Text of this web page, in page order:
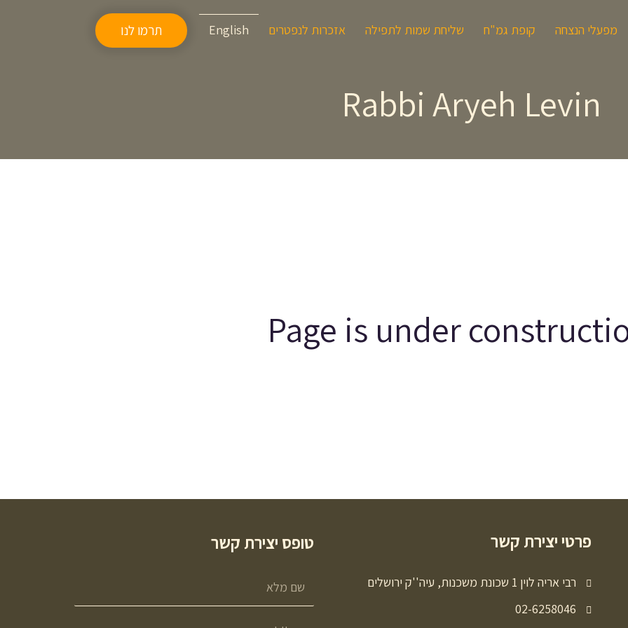
מפעלי הנצחה קופת גמ"ח שליחת שמות לתפילה אזכרות לנפטרים English תרמו לנו
Rabbi Aryeh Levin
פרטי יצירת קשר
רבי אריה לוין 1 שכונת משכנות, עיה''ק ירושלים
02-6258046
טופס יצירת קשר